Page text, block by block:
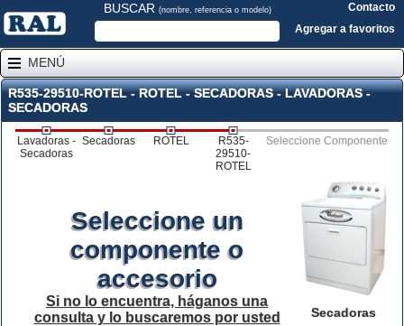
BUSCAR (nombre, referencia o modelo)
Contacto
Agregar a favoritos
MENÚ
R535-29510-ROTEL - ROTEL - SECADORAS - LAVADORAS -
SECADORAS
Lavadoras -
Secadoras
Secadoras ROTEL
R535-
29510-
ROTEL
Seleccione Componente
Secadoras
Seleccione un
componente o
accesorio
Si no lo encuentra, háganos una
consulta y lo buscaremos por usted